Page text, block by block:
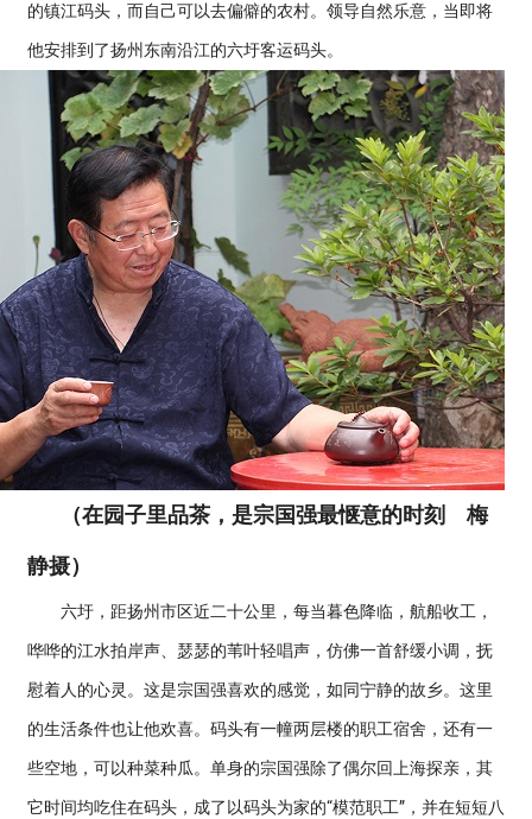
的镇江码头，而自己可以去偏僻的农村。领导自然乐意，当即将
他安排到了扬州东南沿江的六圩客运码头。
（在园子里品茶，是宗国强最惬意的时刻 梅
静摄）
六圩，距扬州市区近二十公里，每当暮色降临，航船收工，
哗哗的江水拍岸声、瑟瑟的苇叶轻唱声，仿佛一首舒缓小调，抚
慰着人的心灵。这是宗国强喜欢的感觉，如同宁静的故乡。这里
的生活条件也让他欢喜。码头有一幢两层楼的职工宿舍，还有一
些空地，可以种菜种瓜。单身的宗国强除了偶尔回上海探亲，其
它时间均吃住在码头，成了以码头为家的“模范职工”，并在短短八